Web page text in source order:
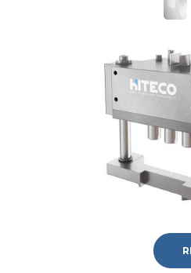
REQUEST